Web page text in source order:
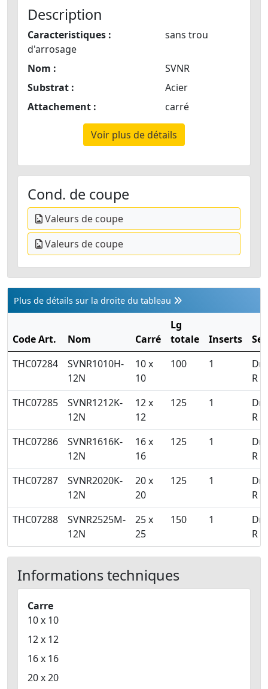
Description
Caracteristiques :
sans trou
d'arrosage
Nom :
SVNR
Substrat :
Acier
Attachement :
carré
Voir plus de détails
Cond. de coupe
Valeurs de coupe
Valeurs de coupe
Plus de détails sur la droite du tableau
Code Art. Nom Carré
Lg
totale
Inserts
THC07284
SVNR1010H-
12N
10 x
10
100 1
R
THC07285
SVNR1212K-
12N
12 x
12
125 1
R
THC07286
SVNR1616K-
12N
16 x
16
125 1
R
THC07287
SVNR2020K-
12N
20 x
20
125 1
R
THC07288
SVNR2525M-
12N
25 x
25
150 1
R
Informations techniques
Carre
10 x 10
12 x 12
16 x 16
20 x 20